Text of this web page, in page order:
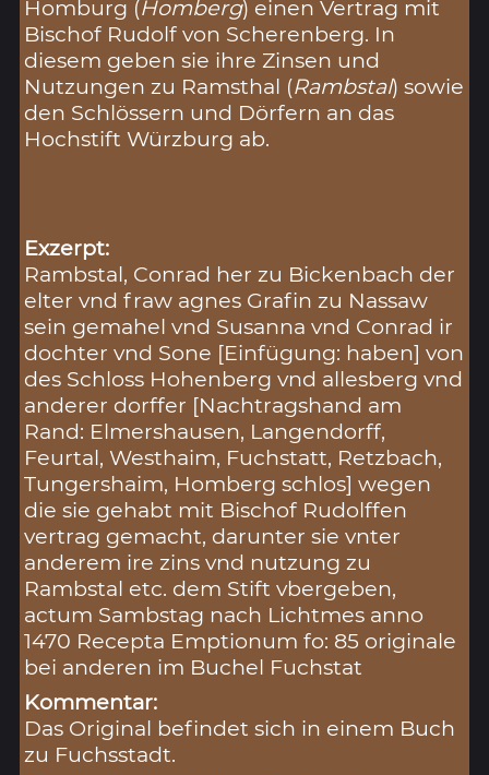
Homburg (Homberg) einen Vertrag mit
Bischof Rudolf von Scherenberg. In
diesem geben sie ihre Zinsen und
Nutzungen zu Ramsthal (Rambstal) sowie
den Schlössern und Dörfern an das
Hochstift Würzburg ab.
Exzerpt:
Rambstal, Conrad her zu Bickenbach der
elter vnd fraw agnes Grafin zu Nassaw
sein gemahel vnd Susanna vnd Conrad ir
dochter vnd Sone [Einfügung: haben] von
des Schloss Hohenberg vnd allesberg vnd
anderer dorffer [Nachtragshand am
Rand: Elmershausen, Langendorff,
Feurtal, Westhaim, Fuchstatt, Retzbach,
Tungershaim, Homberg schlos] wegen
die sie gehabt mit Bischof Rudolffen
vertrag gemacht, darunter sie vnter
anderem ire zins vnd nutzung zu
Rambstal etc. dem Stift vbergeben,
actum Sambstag nach Lichtmes anno
1470 Recepta Emptionum fo: 85 originale
bei anderen im Buchel Fuchstat
Kommentar:
Das Original befindet sich in einem Buch
zu Fuchsstadt.